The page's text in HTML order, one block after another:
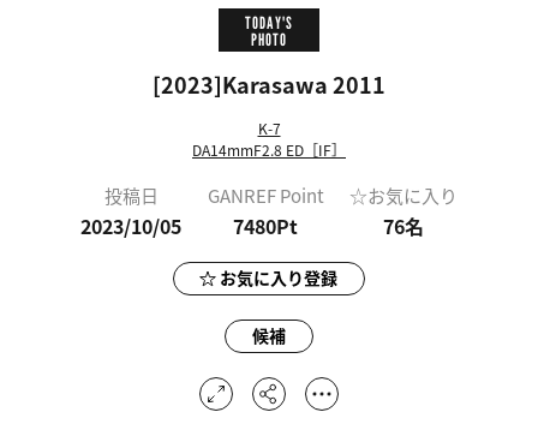
TODAY'S
PHOTO
[2023]Karasawa 2011
K-7
DA14mmF2.8 ED［IF］
投稿日
2023/10/05
GANREF Point
7480Pt
☆お気に入り
76名
お気に入り登録
候補